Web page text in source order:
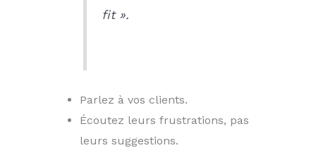
fit ».
Parlez à vos clients.
Écoutez leurs frustrations, pas
leurs suggestions.